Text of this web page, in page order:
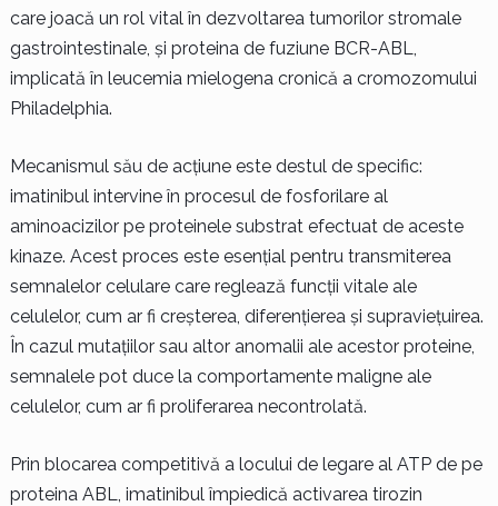
care joacă un rol vital în dezvoltarea tumorilor stromale
gastrointestinale, și proteina de fuziune BCR-ABL,
implicată în leucemia mielogena cronică a cromozomului
Philadelphia.
Mecanismul său de acțiune este destul de specific:
imatinibul intervine în procesul de fosforilare al
aminoacizilor pe proteinele substrat efectuat de aceste
kinaze. Acest proces este esențial pentru transmiterea
semnalelor celulare care reglează funcții vitale ale
celulelor, cum ar fi creșterea, diferențierea și supraviețuirea.
În cazul mutațiilor sau altor anomalii ale acestor proteine,
semnalele pot duce la comportamente maligne ale
celulelor, cum ar fi proliferarea necontrolată.
Prin blocarea competitivă a locului de legare al ATP de pe
proteina ABL, imatinibul împiedică activarea tirozin